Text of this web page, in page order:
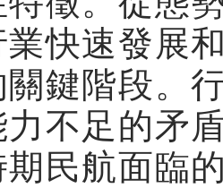
快速發展
鍵階段。
力不足的矛
民航面臨